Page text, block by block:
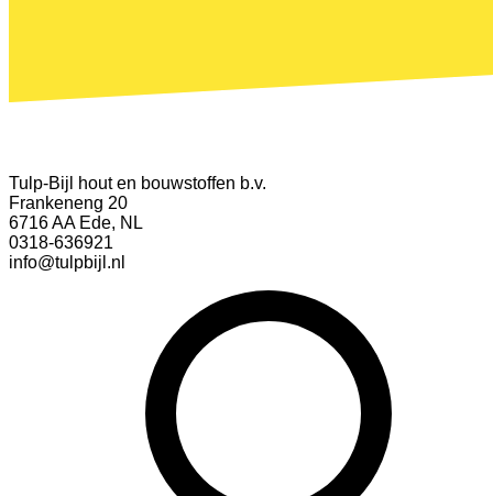
Tulp-Bijl hout en bouwstoffen b.v.
Frankeneng 20
6716 AA Ede, NL
0318-636921
info@tulpbijl.nl